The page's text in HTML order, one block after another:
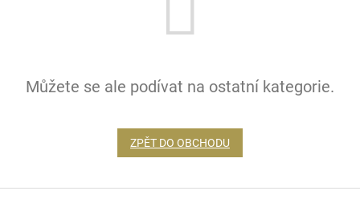
Můžete se ale podívat na ostatní kategorie.
ZPĚT DO OBCHODU